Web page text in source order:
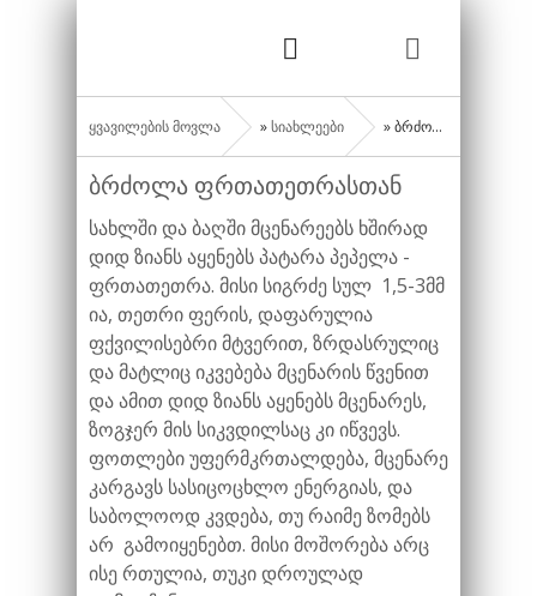
ყვავილების მოვლა »სიახლეები » ბრძოლა ფრთათეთრასთან
ბრძოლა ფრთათეთრასთან
სახლში და ბაღში მცენარეებს ხშირად
დიდ ზიანს აყენებს პატარა პეპელა -
ფრთათეთრა. მისი სიგრძე სულ 1,5-3მმ
ია, თეთრი ფერის, დაფარულია
ფქვილისებრი მტვერით, ზრდასრულიც
და მატლიც იკვებება მცენარის წვენით
და ამით დიდ ზიანს აყენებს მცენარეს,
ზოგჯერ მის სიკვდილსაც კი იწვევს.
ფოთლები უფერმკრთალდება, მცენარე
კარგავს სასიცოცხლო ენერგიას, და
საბოლოოდ კვდება, თუ რაიმე ზომებს
არ გამოიყენებთ. მისი მოშორება არც
ისე რთულია, თუკი დროულად